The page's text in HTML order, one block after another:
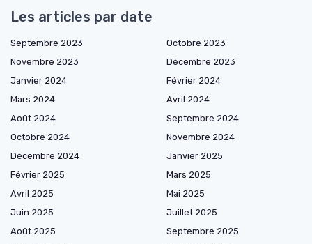
Les articles par date
Septembre 2023
Octobre 2023
Novembre 2023
Décembre 2023
Janvier 2024
Février 2024
Mars 2024
Avril 2024
Août 2024
Septembre 2024
Octobre 2024
Novembre 2024
Décembre 2024
Janvier 2025
Février 2025
Mars 2025
Avril 2025
Mai 2025
Juin 2025
Juillet 2025
Août 2025
Septembre 2025